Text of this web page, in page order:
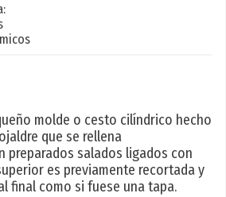
molde o cesto cilíndrico hecho
que se rellena
preparados salados ligados con
es previamente recortada y
final como si fuese una tapa.